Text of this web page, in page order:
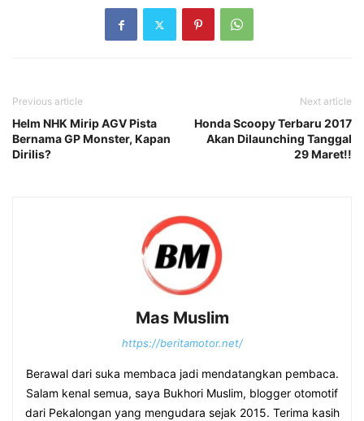
Previous article
Helm NHK Mirip AGV Pista
Bernama GP Monster, Kapan
Dirilis?
Next article
Honda Scoopy Terbaru 2017
Akan Dilaunching Tanggal
29 Maret!!
Mas Muslim
https://beritamotor.net/
Berawal dari suka membaca jadi mendatangkan pembaca.
Salam kenal semua, saya Bukhori Muslim, blogger otomotif
dari Pekalongan yang mengudara sejak 2015. Terima kasih